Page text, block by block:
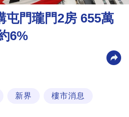
屯門瓏門2房 655萬
6%
新界 樓市消息